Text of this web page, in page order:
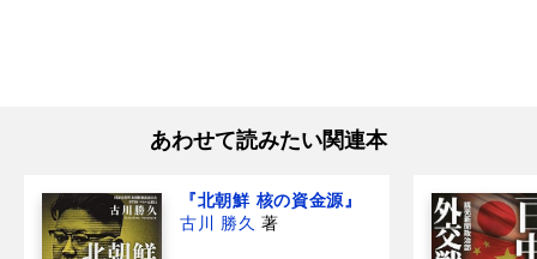
あわせて読みたい関連本
『北朝鮮 核の資金源』
古川 勝久 著